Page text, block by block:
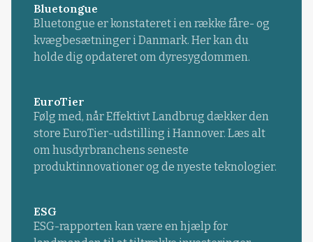
Bluetongue
Bluetongue er konstateret i en række fåre- og
kvægbesætninger i Danmark. Her kan du
holde dig opdateret om dyresygdommen.
EuroTier
Følg med, når Effektivt Landbrug dækker den
store EuroTier-udstilling i Hannover. Læs alt
om husdyrbranchens seneste
produktinnovationer og de nyeste teknologier.
ESG
ESG-rapporten kan være en hjælp for